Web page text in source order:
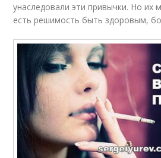
унаследовали эти привычки. Но их
есть решимость быть здоровым,